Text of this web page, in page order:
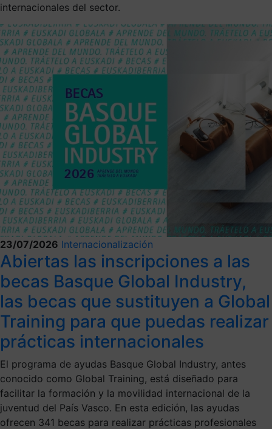
internacionales del sector.
23/07/2026 Internacionalización
Abiertas las inscripciones a las
becas Basque Global Industry,
las becas que sustituyen a Global
Training para que puedas realizar
prácticas internacionales
El programa de ayudas Basque Global Industry, antes
conocido como Global Training, está diseñado para
facilitar la formación y la movilidad internacional de la
juventud del País Vasco. En esta edición, las ayudas
ofrecen 341 becas para realizar prácticas profesionales